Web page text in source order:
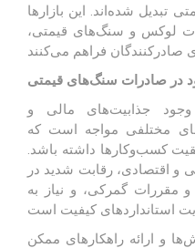
تبدیل شده‌اند. این بازارها
لوکس و سنگ‌های قیمتی،
در صادرات سنگ‌های قیمتی
جذابیت‌های مالی و
مختلفی مواجه است که
کسب‌وکارها داشته باشد.
و اقتصادی، رقابت شدید در
مقررات گمرکی، و نیاز به
و ارائه راهکارهای ممکن